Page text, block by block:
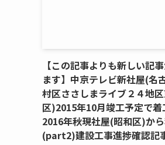
【この記事よりも新しい記
ます】中京テレビ新社屋(名
村区ささしまライブ２４地
区)2015年10月竣工予定で着
2016年秋現社屋(昭和区)か
(part2)建設工事進捗確認記